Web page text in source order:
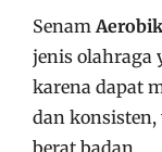
SenamAerobik
jenis olahraga
karena dapat
dan